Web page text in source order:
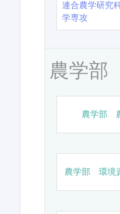
連合農学研究
学専攻
農学部
農学部
農学部 環境